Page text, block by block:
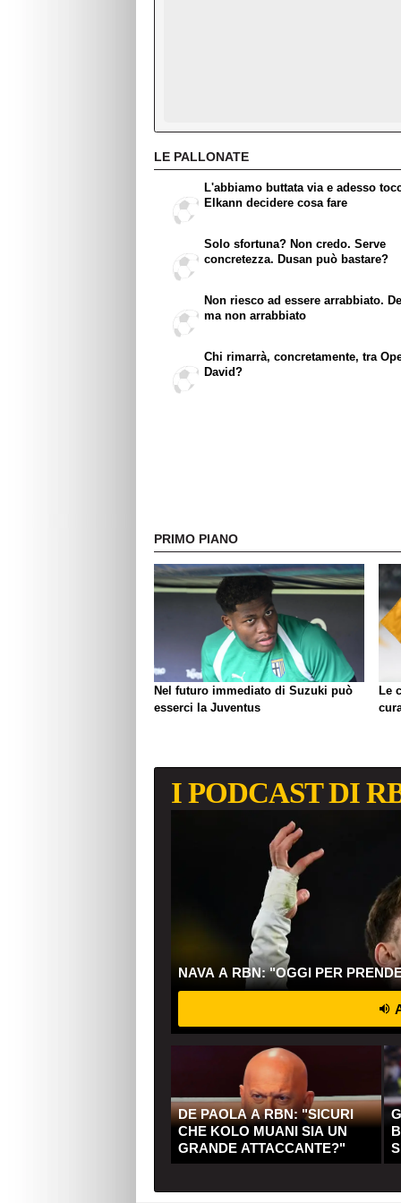
LE PALLONATE
L'abbiamo buttata via e adesso
Elkann decidere cosa fare
Solo sfortuna? Non credo. Serve
concretezza. Dusan può bastare?
Non riesco ad essere arrabbiato.
ma non arrabbiato
Chi rimarrà, concretamente, tra
David?
PRIMO PIANO
Nel futuro immediato di Suzuki può
esserci la Juventus
Le
I PODCAST DI
NAVA A RBN: "OGGI PER
DE PAOLA A RBN: "SICURI
CHE KOLO MUANI SIA UN
GRANDE ATTACCANTE?"